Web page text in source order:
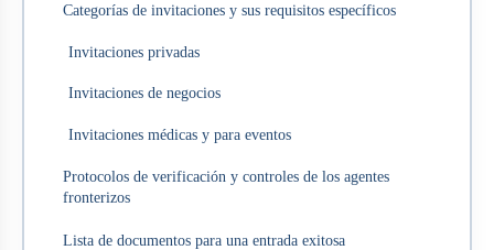
Categorías de invitaciones y sus requisitos específicos
Invitaciones privadas
Invitaciones de negocios
Invitaciones médicas y para eventos
Protocolos de verificación y controles de los agentes
fronterizos
Lista de documentos para una entrada exitosa